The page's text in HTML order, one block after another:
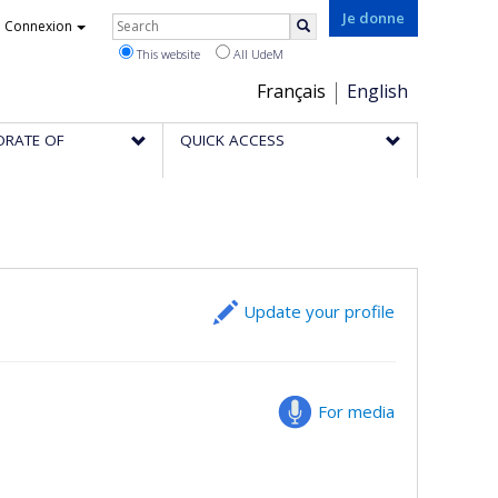
Je donne
Choix
de
la
Français English
Connexion Rechercher
This website All UdeM
OF QUICK ACCESS
Update your profile
For media